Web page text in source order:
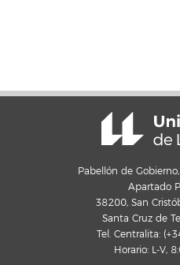
Pabellón de
Apartado
38200, San
Santa Cruz de
Tel. Centralita:
Horario: L-V,